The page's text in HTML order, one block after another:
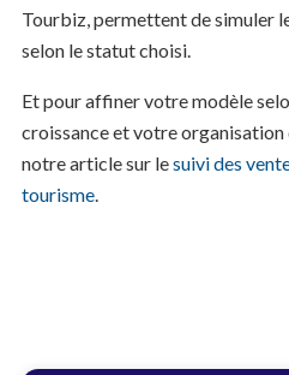
Tourbiz, permettent de simuler
selon le statut choisi.
Et pour affiner votre modèle
croissance et votre
notre article sur lesuivi des
tourisme